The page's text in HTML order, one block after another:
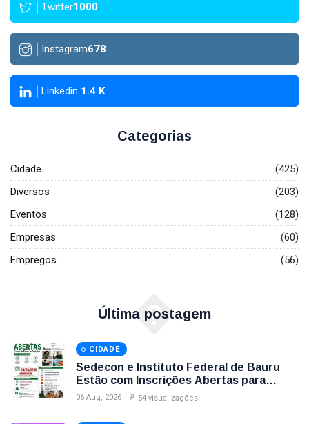
Twitter1000
Instagram678
Linkedin 1.4 K
Categorias
Cidade
(425)
Diversos
(203)
Eventos
(128)
Empresas
(60)
Empregos
(56)
Última postagem
�
CIDADE
Sedecon e Instituto Federal de Bauru
Estão com Inscrições Abertas para
Cursos Gratuitos de Informática e
06 Aug, 2026 54 visualizações